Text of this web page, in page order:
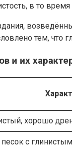
в то
тем,
и их
хорошо
с